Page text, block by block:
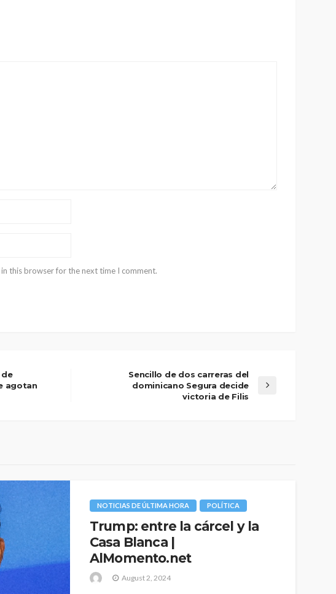
this browser for the next time I comment.
agotan
Sencillo de dos carreras del
dominicano Segura decide
victoria de Filis
NOTICIAS DE ÚLTIMA HORA POLÍTICA
Trump: entre la cárcel y la
Casa Blanca |
AlMomento.net
August 2, 2024